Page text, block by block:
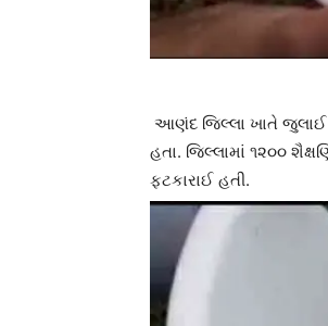
આણંદ જિલ્લા ખાતે જુલાઈ
હતા. જિલ્લામાં ૧૨૦૦
ફટકારાઈ હતી.